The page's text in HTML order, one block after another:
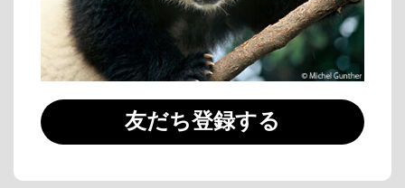
友だち登録する